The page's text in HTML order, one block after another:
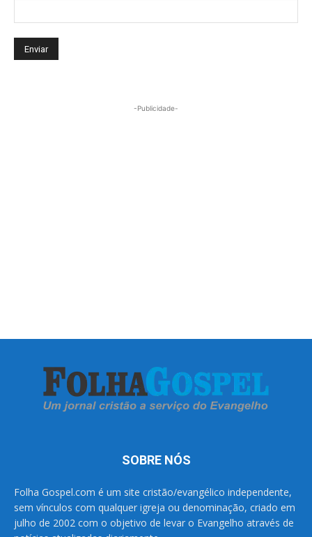
-Publicidade-
SOBRE NÓS
Folha Gospel.com é um site cristão/evangélico independente,
sem vínculos com qualquer igreja ou denominação, criado em
julho de 2002 com o objetivo de levar o Evangelho através de